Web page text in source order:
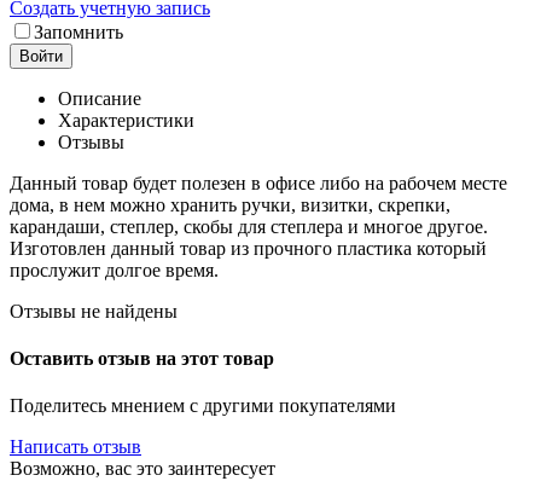
Создать учетную запись
Запомнить
Войти
Описание
Характеристики
Отзывы
Данный товар будет полезен в офисе либо на рабочем месте
дома, в нем можно хранить ручки, визитки, скрепки,
карандаши, степлер, скобы для степлера и многое другое.
Изготовлен данный товар из прочного пластика который
прослужит долгое время.
Отзывы не найдены
Оставить отзыв на этот товар
Поделитесь мнением с другими покупателями
Написать отзыв
Возможно, вас это заинтересует